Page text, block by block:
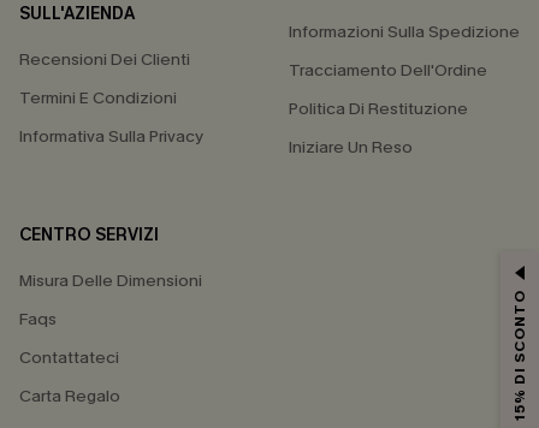
SULL'AZIENDA
Recensioni Dei Clienti
Termini E Condizioni
Informativa Sulla Privacy
Informazioni Sulla Spedizione
Tracciamento Dell'Ordine
Politica Di Restituzione
Iniziare Un Reso
CENTRO SERVIZI
Misura Delle Dimensioni
Faqs
Contattateci
Carta Regalo
15% DI SCONTO